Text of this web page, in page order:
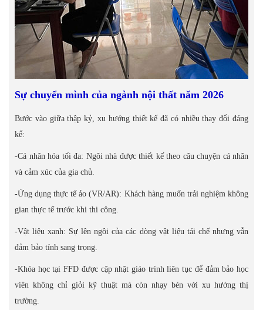
Sự chuyển mình của ngành nội thất năm 2026
Bước vào giữa thập kỷ, xu hướng thiết kế đã có nhiều thay đổi đáng
kể:
-Cá nhân hóa tối đa: Ngôi nhà được thiết kế theo câu chuyện cá nhân
và cảm xúc của gia chủ.
-Ứng dụng thực tế ảo (VR/AR): Khách hàng muốn trải nghiệm không
gian thực tế trước khi thi công.
-Vật liệu xanh: Sự lên ngôi của các dòng vật liệu tái chế nhưng vẫn
đảm bảo tính sang trọng.
-Khóa học tại FFD được cập nhật giáo trình liên tục để đảm bảo học
viên không chỉ giỏi kỹ thuật mà còn nhạy bén với xu hướng thị
trường.